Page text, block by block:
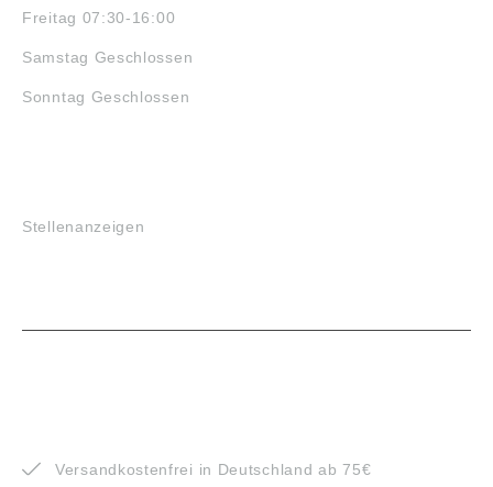
Freitag 07:30-16:00
Samstag Geschlossen
Sonntag Geschlossen
Stellenanzeigen
Versandkostenfrei in Deutschland ab 75€